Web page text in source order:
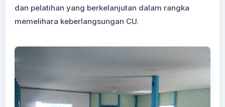
dan pelatihan yang berkelanjutan dalam rangka
memelihara keberlangsungan CU.